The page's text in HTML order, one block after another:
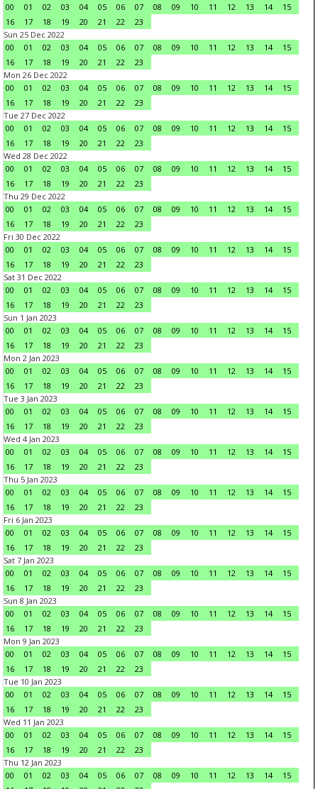
00
01 02 03 04 05 06 07 08 09 10 11 12 13 14
15
16
17 18 19 20 21 22
23
Sun 25 Dec 2022
00
01 02 03 04 05 06 07 08 09 10 11 12 13 14
15
16
17 18 19 20 21 22
23
Mon 26 Dec 2022
00
01 02 03 04 05 06 07 08 09 10 11 12 13 14
15
16
17 18 19 20 21 22
23
Tue 27 Dec 2022
00
01 02 03 04 05 06 07 08 09 10 11 12 13 14
15
16
17 18 19 20 21 22
23
Wed 28 Dec 2022
00
01 02 03 04 05 06 07 08 09 10 11 12 13 14
15
16
17 18 19 20 21 22
23
Thu 29 Dec 2022
00
01 02 03 04 05 06 07 08 09 10 11 12 13 14
15
16
17 18 19 20 21 22
23
Fri 30 Dec 2022
00
01 02 03 04 05 06 07 08 09 10 11 12 13 14
15
16
17 18 19 20 21 22
23
Sat 31 Dec 2022
00
01 02 03 04 05 06 07 08 09 10 11 12 13 14
15
16
17 18 19 20 21 22
23
Sun 1 Jan 2023
00
01 02 03 04 05 06 07 08 09 10 11 12 13 14
15
16
17 18 19 20 21 22
23
Mon 2 Jan 2023
00
01 02 03 04 05 06 07 08 09 10 11 12 13 14
15
16
17 18 19 20 21 22
23
Tue 3 Jan 2023
00
01 02 03 04 05 06 07 08 09 10 11 12 13 14
15
16
17 18 19 20 21 22
23
Wed 4 Jan 2023
00
01 02 03 04 05 06 07 08 09 10 11 12 13 14
15
16
17 18 19 20 21 22
23
Thu 5 Jan 2023
00
01 02 03 04 05 06 07 08 09 10 11 12 13 14
15
16
17 18 19 20 21 22
23
Fri 6 Jan 2023
00
01 02 03 04 05 06 07 08 09 10 11 12 13 14
15
16
17 18 19 20 21 22
23
Sat 7 Jan 2023
00
01 02 03 04 05 06 07 08 09 10 11 12 13 14
15
16
17 18 19 20 21 22
23
Sun 8 Jan 2023
00
01 02 03 04 05 06 07 08 09 10 11 12 13 14
15
16
17 18 19 20 21 22
23
Mon 9 Jan 2023
00
01 02 03 04 05 06 07 08 09 10 11 12 13 14
15
16
17 18 19 20 21 22
23
Tue 10 Jan 2023
00
01 02 03 04 05 06 07 08 09 10 11 12 13 14
15
16
17 18 19 20 21 22
23
Wed 11 Jan 2023
00
01 02 03 04 05 06 07 08 09 10 11 12 13 14
15
16
17 18 19 20 21 22
23
Thu 12 Jan 2023
00
01 02 03 04 05 06 07 08 09 10 11 12 13 14
15